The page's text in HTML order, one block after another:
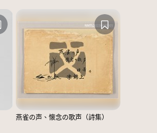
燕雀の声、懐念の歌声（詩集）